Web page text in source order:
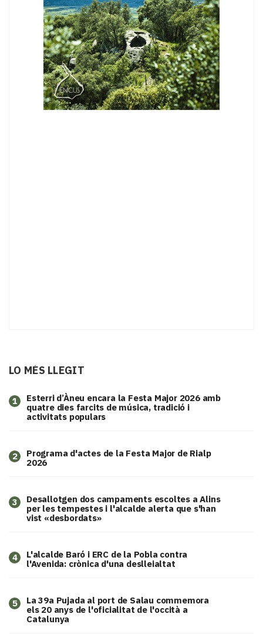
LO MÉS LLEGIT
1
Esterri d’Àneu encara la Festa Major 2026 amb
quatre dies farcits de música, tradició i
activitats populars
2
Programa d'actes de la Festa Major de Rialp
2026
3
​Desallotgen dos campaments escoltes a Alins
per les tempestes i l'alcalde alerta que s'han
vist «desbordats»
4
L'alcalde Baró i ERC de la Pobla contra
l'Avenida: crònica d'una deslleialtat
5
​La 39a Pujada al port de Salau commemora
els 20 anys de l'oficialitat de l'occità a
Catalunya